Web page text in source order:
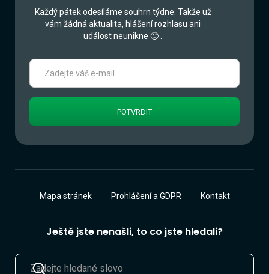
Každý pátek odesíláme souhrn týdne. Takže už
vám žádná aktualita, hlášení rozhlasu ani
událost neunikne 🙂 .
Ještě jste nenašli, to co jste hledali?
Mapa stránek Prohlášení a GDPR Kontakt